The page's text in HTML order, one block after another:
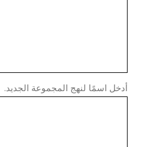
اسمًا لنهج المجموعة الجديد.